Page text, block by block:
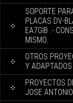
SOPORTE
PLACAS DV-
EA7GIB .-
MISMO.
OTROS
Y ADAPTADOS
PROYECTOS
JOSE ANTONIO